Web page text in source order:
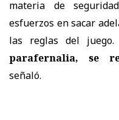
materia de
esfuerzos en sacar
las reglas del juego.
parafernalia, se
señaló.